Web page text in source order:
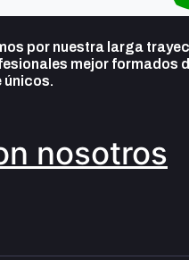
por nuestra larga
mejor formados
únicos.
nosotros